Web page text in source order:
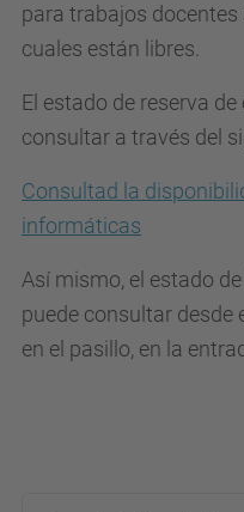
para trabajos docentes
cuales están libres.
El estado de reserva
consultar a través del
Consultad la
informáticas
Así mismo, el estado
puede consultar desde
en el pasillo, en la